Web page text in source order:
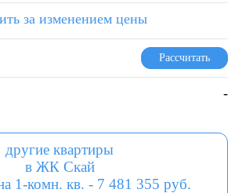
за изменением цены
Рассчитать
-
другие квартиры
в ЖК Скай
1-комн. кв. - 7 481 355 руб.